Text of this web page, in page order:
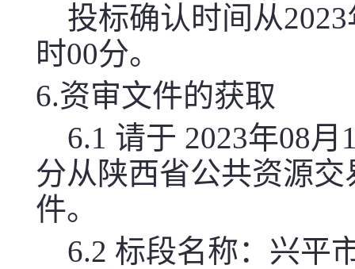
投标确认时间从
时00分。
6.资审文件的获取
6.1 请于 2023年08
分从陕西省公共资源交
件。
6.2 标段名称：兴平